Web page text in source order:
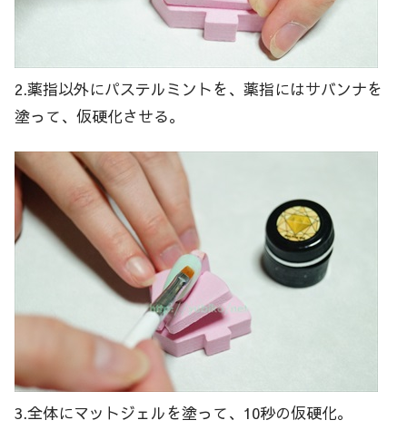
2.薬指以外にパステルミントを、薬指にはサバンナを
塗って、仮硬化させる。
3.全体にマットジェルを塗って、10秒の仮硬化。